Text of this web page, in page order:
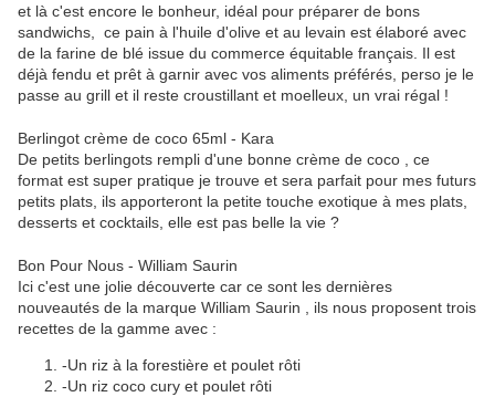
et là c'est encore le bonheur, idéal pour préparer de bons
sandwichs, ce pain à l'huile d'olive et au levain est élaboré avec
de la farine de blé issue du commerce équitable français. Il est
déjà fendu et prêt à garnir avec vos aliments préférés, perso je le
passe au grill et il reste croustillant et moelleux, un vrai régal !
Berlingot crème de coco 65ml - Kara
De petits berlingots rempli d'une bonne crème de coco , ce
format est super pratique je trouve et sera parfait pour mes futurs
petits plats, ils apporteront la petite touche exotique à mes plats,
desserts et cocktails, elle est pas belle la vie ?
Bon Pour Nous - William Saurin
Ici c'est une jolie découverte car ce sont les dernières
nouveautés de la marque William Saurin , ils nous proposent trois
recettes de la gamme avec :
-Un riz à la forestière et poulet rôti
-Un riz coco cury et poulet rôti